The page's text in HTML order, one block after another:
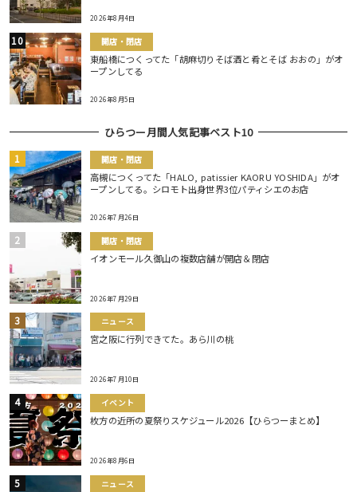
2026年8月4日
開店・閉店
東船橋につくってた「胡麻切りそば酒と肴とそば おおの」がオ
ープンしてる
2026年8月5日
ひらつー月間人気記事ベスト10
開店・閉店
高槻につくってた「HALO, patissier KAORU YOSHIDA」がオ
ープンしてる。シロモト出身世界3位パティシエのお店
2026年7月26日
開店・閉店
イオンモール久御山の複数店舗が開店＆閉店
2026年7月29日
ニュース
宮之阪に行列できてた。あら川の桃
2026年7月10日
イベント
枚方の近所の夏祭りスケジュール2026【ひらつーまとめ】
2026年8月6日
ニュース